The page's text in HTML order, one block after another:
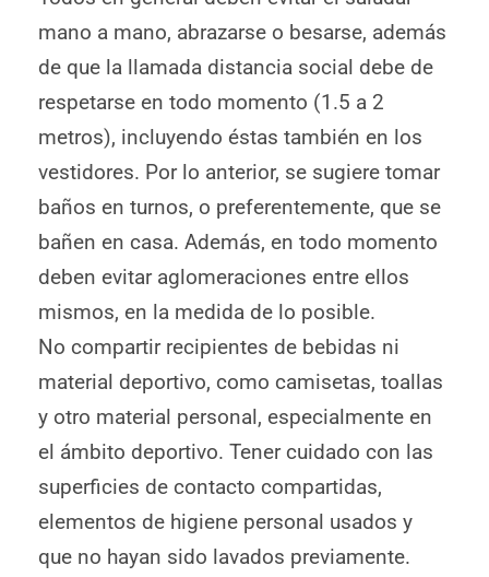
mano a mano, abrazarse o besarse, además
de que la llamada distancia social debe de
respetarse en todo momento (1.5 a 2
metros), incluyendo éstas también en los
vestidores. Por lo anterior, se sugiere tomar
baños en turnos, o preferentemente, que se
bañen en casa. Además, en todo momento
deben evitar aglomeraciones entre ellos
mismos, en la medida de lo posible.
No compartir recipientes de bebidas ni
material deportivo, como camisetas, toallas
y otro material personal, especialmente en
el ámbito deportivo. Tener cuidado con las
superficies de contacto compartidas,
elementos de higiene personal usados y
que no hayan sido lavados previamente.